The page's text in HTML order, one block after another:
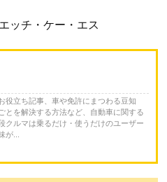
ッチ・ケー・エス
役立ち記事、車や免許にまつわる豆知
とを解決する方法など、自動車に関する
クルマは乗るだけ・使うだけのユーザー
が...